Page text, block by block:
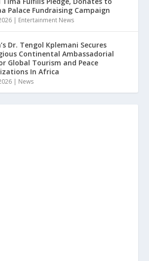
Palace Fundraising Campaign
| Entertainment News
Dr. Tengol Kplemani Secures
Continental Ambassadorial
Global Tourism and Peace
In Africa
| News